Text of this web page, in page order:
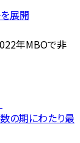
展開
年MBOで非
の期にわたり最